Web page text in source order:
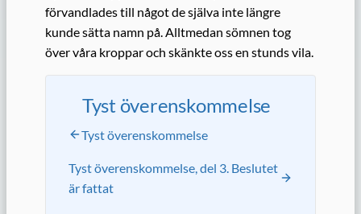
förvandlades till något de själva inte längre
kunde sätta namn på. Alltmedan sömnen tog
över våra kroppar och skänkte oss en stunds vila.
Tyst överenskommelse
Tyst överenskommelse
Tyst överenskommelse, del 3. Beslutet
är fattat